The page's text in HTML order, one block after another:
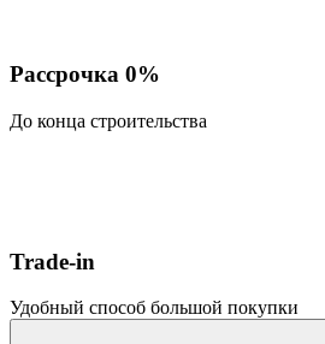
Рассрочка 0%
До конца строительства
Trade-in
Удобный способ большой покупки